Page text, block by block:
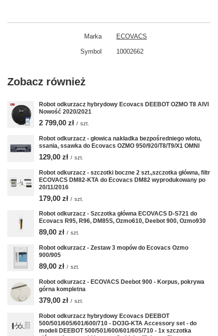
Marka ECOVACS
Symbol 10002662
Zobacz również
Robot odkurzacz hybrydowy Ecovacs DEEBOT OZMO T8 AIVI
Nowość 2020/2021
2 799,00 zł / szt.
Robot odkurzacz - głowica nakładka bezpośredniego wlotu,
ssania, ssawka do Ecovacs OZMO 950/920/T8/T9/X1 OMNI
129,00 zł / szt.
Robot odkurzacz - szczotki boczne 2 szt.,szczotka główna, filtr
ECOVACS DM82-KTA do Ecovacs DM82 wyprodukowany po
20/11/2016
179,00 zł / szt.
Robot odkurzacz - Szczotka główna ECOVACS D-S721 do
Ecovacs R95, R96, DM85S, Ozmo610, Deebot 900, Ozmo930
89,00 zł / szt.
Robot odkurzacz - Zestaw 3 mopów do Ecovacs Ozmo
900/905
89,00 zł / szt.
Robot odkurzacz - ECOVACS Deebot 900 - Korpus, pokrywa
górna kompletna
379,00 zł / szt.
Robot odkurzacz hybrydowy Ecovacs DEEBOT
500/501/605/601/600/710 - DO3G-KTA Accessory set - do
modeli DEEBOT 500/501/600/601/605/710 - 1x szczotka